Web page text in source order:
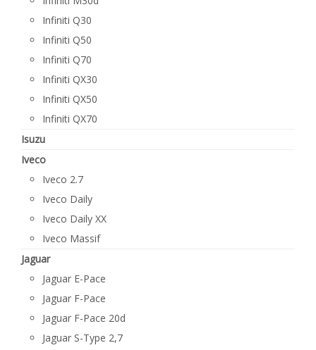
Infiniti Q30
Infiniti Q50
Infiniti Q70
Infiniti QX30
Infiniti QX50
Infiniti QX70
Isuzu
Iveco
Iveco 2.7
Iveco Daily
Iveco Daily XX
Iveco Massif
Jaguar
Jaguar E-Pace
Jaguar F-Pace
Jaguar F-Pace 20d
Jaguar S-Type 2,7